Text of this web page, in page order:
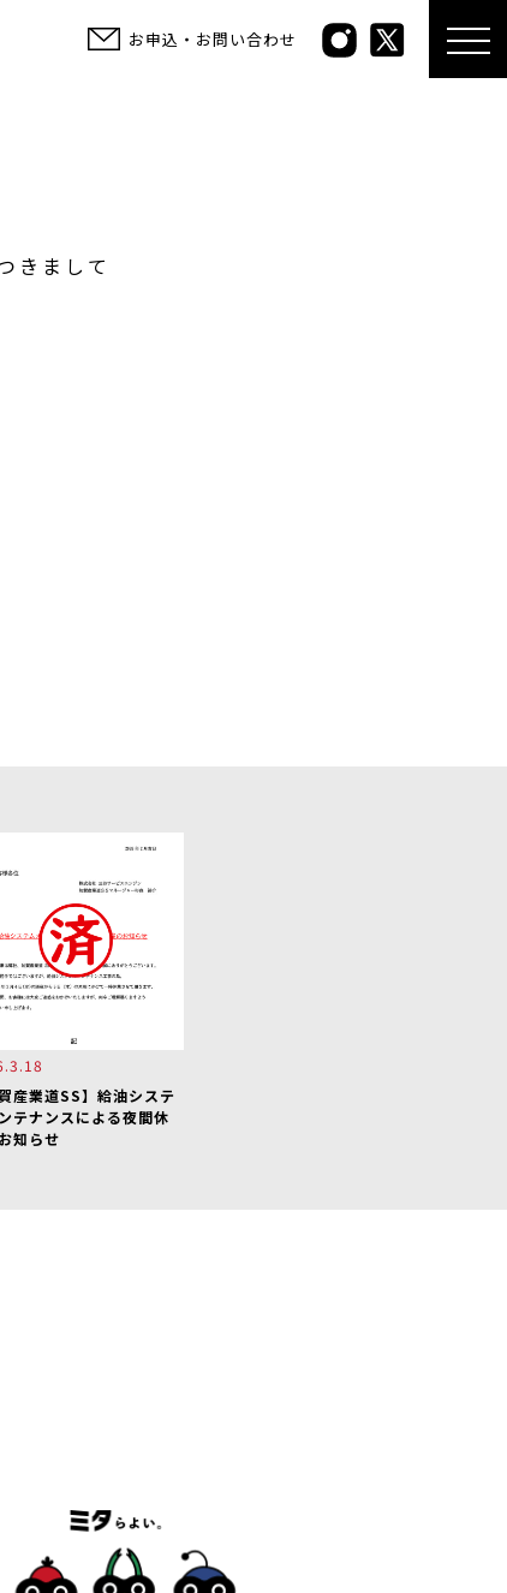
お申込・お問い合わせ
きまして
賀産業道SS】給油システ
テナンスによる夜間休
知らせ